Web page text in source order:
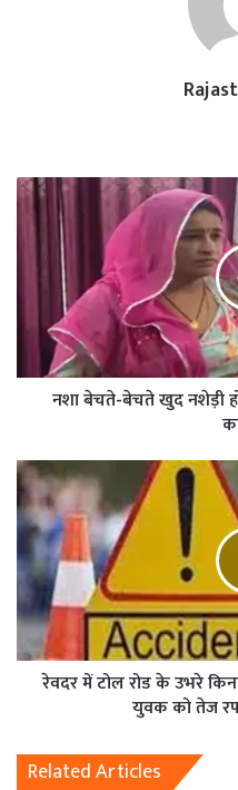
नशा बेचते-बेचते खुद नशेड़ी
रेवदर में टोल रोड के उभरे
युवक को तेज
Related Articles